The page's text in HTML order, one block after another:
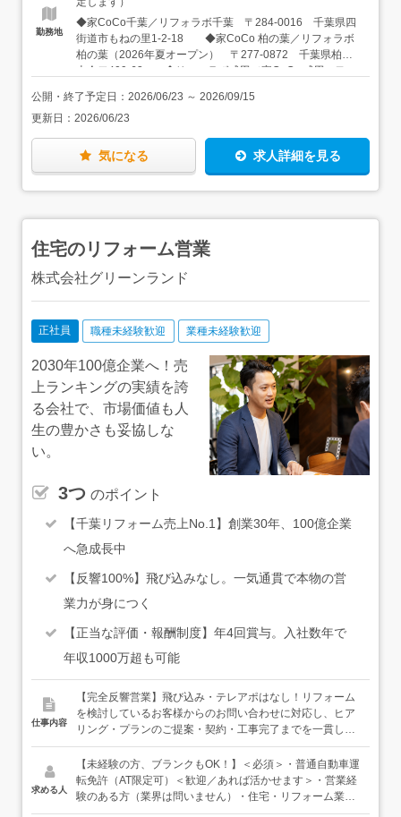
す！★会社全体で施工管理は11名。元ゼネコンや建築業界
の経験者が多く活躍しています！★現場は北西部を中心と
した千葉県内。配属は店舗所属ですが、現場はエリア内複
数店舗をまたいで担当します。
勤務地
◆家CoCo千葉／リフォラボ千葉 〒284-0016 千葉県四
街道市もねの里1-2-18 ◆家CoCo 柏の葉／リフォラボ
柏の葉（2026年夏オープン） 〒277-0872 千葉県柏市
十余二409-63 ◆リフォラボ成田／家CoCo 成田 〒
ールーム前） ◆リフォラボ船橋 〒274-0077 千葉県
船橋市薬円台2-23-7 ◆リフォラボ松戸 〒270-2214
ォラボ Bay幕張 〒261-0013 千葉県千葉市美浜区打瀬2-
11 パティオス6番街 ◆家CoCo 船橋 〒274-0821 千
公開・終了予定日： 2026/06/23 ～ 2026/09/15
更新日： 2026/06/23
気になる 求人詳細を見る
住宅のリフォーム営業
株式会社グリーンランド
正社員 職種未経験歓迎 業種未経験歓迎
2030年100億企業へ！売
上ランキングの実績を誇
る会社で、市場価値も人
生の豊かさも妥協しな
い。
3つ のポイント
【千葉リフォーム売上No.1】創業30年、100億企業
へ急成長中
【反響100%】飛び込みなし。一気通貫で本物の営
業力が身につく
【正当な評価・報酬制度】年4回賞与。入社数年で
年収1000万超も可能
仕事内容
【完全反響営業】飛び込み・テレアポはなし！リフォーム
を検討しているお客様からのお問い合わせに対応し、ヒア
リング・プランのご提案・契約・工事完了までを一貫して
サポートする仕事です。＜仕事の流れ＞お客様からお問い
合わせ↓ご要望・お困りごとのヒアリング↓プランのご提
案・見積書の作成↓ご契約・資材発注・各種手続き↓工事中
の進捗確認・お引き渡し・アフターフォロー★チームで最
求める人
【未経験の方、ブランクもOK！】＜必須＞・普通自動車運
転免許（AT限定可）＜歓迎／あれば活かせます＞・営業経
験のある方（業界は問いません）・住宅・リフォーム業界
での経験のある方＜特に歓迎するポテンシャル・経験＞・